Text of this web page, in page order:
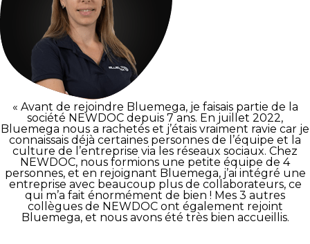
« Avant de rejoindre Bluemega, je faisais partie de la
société NEWDOC depuis 7 ans. En juillet 2022,
Bluemega nous a rachetés et j’étais vraiment ravie car je
connaissais déjà certaines personnes de l’équipe et la
culture de l’entreprise via les réseaux sociaux. Chez
NEWDOC, nous formions une petite équipe de 4
personnes, et en rejoignant Bluemega, j’ai intégré une
entreprise avec beaucoup plus de collaborateurs, ce
qui m’a fait énormément de bien ! Mes 3 autres
collègues de NEWDOC ont également rejoint
Bluemega, et nous avons été très bien accueillis.